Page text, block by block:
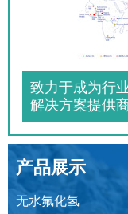
致力于成为行
解决方案提供
产品展示
无水氟化氢